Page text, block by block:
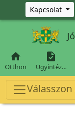
Ugrás a fő tartalomra
Kapcsolat

Otthon

Ügyintéz…